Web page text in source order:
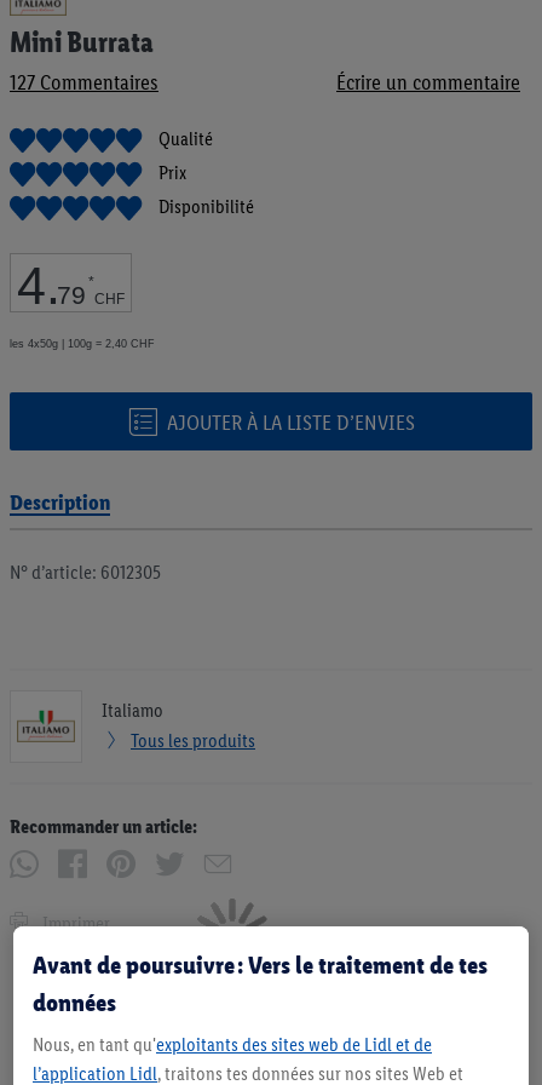
Mini Burrata
127 Commentaires Écrire un commentaire
Qualité
Prix
Disponibilité
4.79 *
CHF
les 4x50g | 100g = 2,40 CHF
AJOUTER À LA LISTE D’ENVIES
au
début
la
d’images
Description
N° d’article: 6012305
Italiamo
Tous les produits
Recommander un article:
Imprimer
Avant de poursuivre : Vers le traitement de tes
données
Nous, en tant qu'exploitants des sites web de Lidl et de
l’application Lidl, traitons tes données sur nos sites Web et